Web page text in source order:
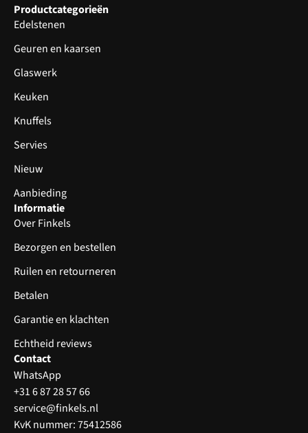
Productcategorieën
Edelstenen
Geuren en kaarsen
Glaswerk
Keuken
Knuffels
Servies
Nieuw
Aanbieding
Informatie
Over Finkels
Bezorgen en bestellen
Ruilen en retourneren
Betalen
Garantie en klachten
Echtheid reviews
Contact
WhatsApp
+31 6 87 28 57 66
service@finkels.nl
KvK nummer: 75412586